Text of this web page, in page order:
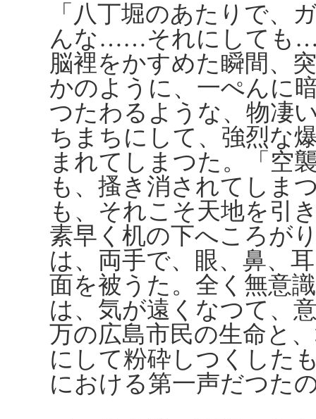
「八丁堀のあたりで
んな……それにしても
脳裡をかすめた瞬間、
かのように、一ぺんに
つたわるような、物凄
ちまちにして、強烈な
まれてしまつた。「空
も、搔き消されてしま
も、それこそ天地を引
素早く机の下へころが
は、両手で、眼、鼻、
面を被うた。全く無意
は、気が遠くなつて、
万の広島市民の生命と
にして粉砕しつくした
における第一声だつた